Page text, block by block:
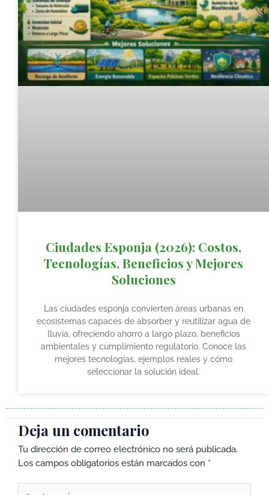
Ciudades Esponja (2026): Costos,
Tecnologías, Beneficios y Mejores
Soluciones
Las ciudades esponja convierten áreas urbanas en
ecosistemas capaces de absorber y reutilizar agua de
lluvia, ofreciendo ahorro a largo plazo, beneficios
ambientales y cumplimiento regulatorio. Conoce las
mejores tecnologías, ejemplos reales y cómo
seleccionar la solución ideal.
Deja un comentario
Tu dirección de correo electrónico no será publicada.
Los campos obligatorios están marcados con *